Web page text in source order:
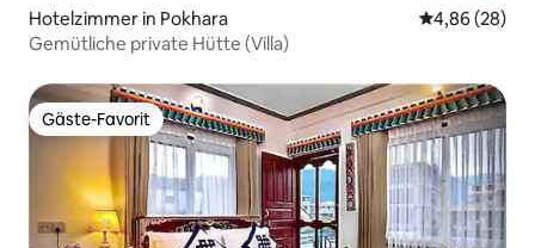
Hotelzimmer in Pokhara
4,86 (28)
Gemütliche private Hütte (Villa)
Gäste-Favorit
Gäste-Favorit